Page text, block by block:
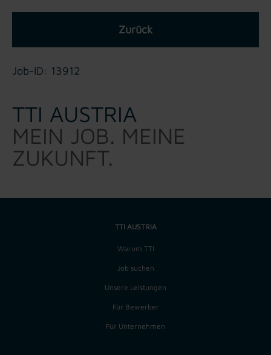
Zurück
Job-ID: 13912
TTI AUSTRIA
MEIN JOB. MEINE
ZUKUNFT.
TTI AUSTRIA
Warum TTI
Job suchen
Unsere Leistungen
Für Bewerber
Für Unternehmen